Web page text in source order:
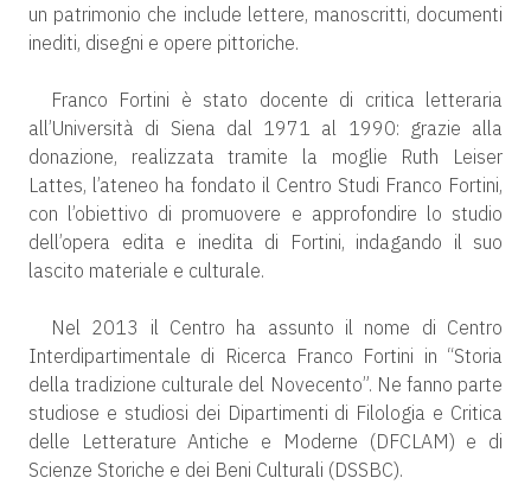
un patrimonio che include lettere, manoscritti, documenti
inediti, disegni e opere pittoriche.
Franco Fortini è stato docente di critica letteraria
all’Università di Siena dal 1971 al 1990: grazie alla
donazione, realizzata tramite la moglie Ruth Leiser
Lattes, l’ateneo ha fondato il Centro Studi Franco Fortini,
con l’obiettivo di promuovere e approfondire lo studio
dell’opera edita e inedita di Fortini, indagando il suo
lascito materiale e culturale.
Nel 2013 il Centro ha assunto il nome di Centro
Interdipartimentale di Ricerca Franco Fortini in “Storia
della tradizione culturale del Novecento”. Ne fanno parte
studiose e studiosi dei Dipartimenti di Filologia e Critica
delle Letterature Antiche e Moderne (DFCLAM) e di
Scienze Storiche e dei Beni Culturali (DSSBC).